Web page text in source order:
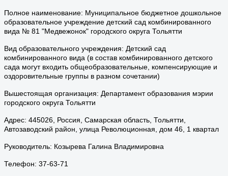
Полное наименование: Муниципальное бюджетное дошкольное
образовательное учреждение детский сад комбинированного
вида № 81 "Медвежонок" городского округа Тольятти
Вид образовательного учреждения: Детский сад
комбинированного вида (в состав комбинированного детского
сада могут входить общеобразовательные, компенсирующие и
оздоровительные группы в разном сочетании)
Вышестоящая организация: Департамент образования мэрии
городского округа Тольятти
Адрес: 445026, Россия, Самарская область, Тольятти,
Автозаводский район, улица Революционная, дом 46, 1 квартал
Руководитель: Козырева Галина Владимировна
Телефон: 37-63-71